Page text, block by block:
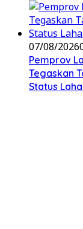
07/08/2026
Pemprov
Tegaskan
Status